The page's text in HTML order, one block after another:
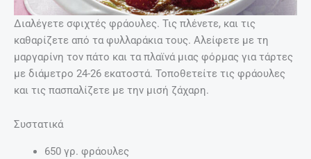
Διαλέγετε σφιχτές φράουλες. Τις πλένετε, και τις
καθαρίζετε από τα φυλλαράκια τους. Αλείφετε με τη
μαργαρίνη τον πάτο και τα πλαϊνά μιας φόρμας για τάρτες
με διάμετρο 24-26 εκατοστά. Τοποθετείτε τις φράουλες
και τις πασπαλίζετε με την μισή ζάχαρη.
Συστατικά
650 γρ. φράουλες